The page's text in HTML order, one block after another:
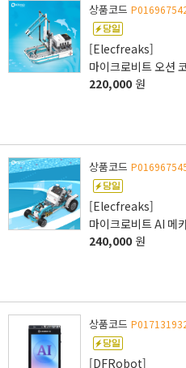
상품코드
[Elecfreaks]
마이크로비트 오션
220,000 원
상품코드
[Elecfreaks]
마이크로비트 AI 메
240,000 원
상품코드
[DFRobot]